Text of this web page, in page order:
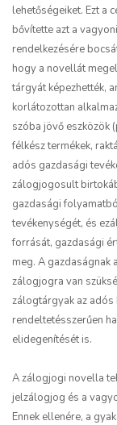
lehetőségeiket. Ezt a
bővítette azt a
rendelkezésére
hogy a novellát
tárgyát képezhették,
korlátozottan
szóba jövő eszközök
félkész termékek,
adós gazdasági
zálogjogosult
gazdasági
tevékenységét, és
forrását, gazdasági
meg. A gazdaságnak
zálogjogra van
zálogtárgyak az adós
rendeltetésszerűen
elidegenítését is.
A zálogjogi novella
jelzálogjog és a
Ennek ellenére, a